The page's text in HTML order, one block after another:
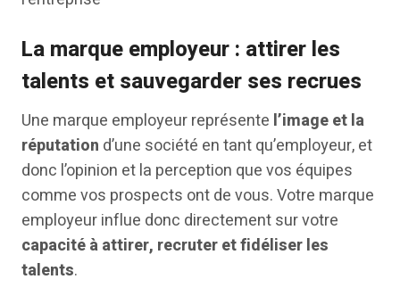
La marque employeur : attirer les
talents et sauvegarder ses recrues
Une marque employeur représente l’image et la
réputation d’une société en tant qu’employeur, et
donc l’opinion et la perception que vos équipes
comme vos prospects ont de vous. Votre marque
employeur influe donc directement sur votre
capacité à attirer, recruter et fidéliser les
talents.